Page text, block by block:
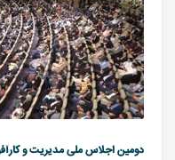
دومین اجلاس ملی مدیریت و